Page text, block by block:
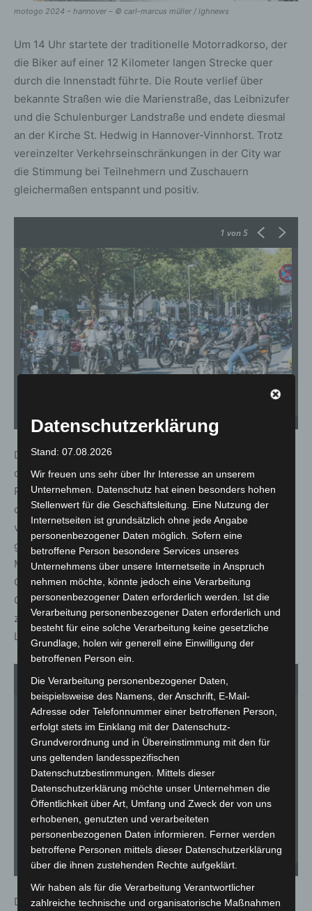
motogo 2024 – hannover – © carl-marcus müller / lghnews
Um 14 Uhr startete der traditionelle Motorradkorso, der
die Biker auf einer 12 Kilometer langen Strecke quer
durch die Innenstadt führte. Die Route verlief über
bekannte Straßen wie die Marienstraße, das Leibnizufer
und die Schulenburger Landstraße und endete diesmal
an der Kirche St. Hedwig in Hannover-Vinnhorst. Trotz
vereinzelter Verkehrseinschränkungen in der City war
die Stimmung bei Teilnehmern und Zuschauern
gleichermaßen entspannt und positiv.
1 von 5
MoToGo 2024 - Hannover - © Carl-Marcus Müller / LGHNews
Der Höhepunkt des Tages war der Gedenkgottesdienst,
der in der Kirche St. Hedwig stattfand. Pfarrer Heinrich
Plochg, der die Veranstaltung bereits zum 19. Mal
organisiert hat, rief in seiner Predigt dazu auf, den
verstorbenen Motorradfahrern zu gedenken und
gleichzeitig das Leben und die Gemeinschaft zu feiern.
Musikalisch begleitet wurde der Gottesdienst vom
Gospelchor „Our Voices“, der während des
Gottesdienstes eine bewegende Atmosphäre schuf aber
zum Abschluss dann auch mit einigen schwungvollen
Liedern für eine positive Stimmung sorgte.
1
MoToGo 2024 - Hannover - © Carl-Marcus Müller / LGHNews
Der MoToGo hat sich in Hannover als jährliches Ereignis
Datenschutzerklärung
Stand: 07.08.2026
Wir freuen uns sehr über Ihr Interesse an unserem
Unternehmen. Datenschutz hat einen besonders hohen
Stellenwert für die Geschäftsleitung. Eine Nutzung der
Internetseiten ist grundsätzlich ohne jede Angabe
personenbezogener Daten möglich. Sofern eine
betroffene Person besondere Services unseres
Unternehmens über unsere Internetseite in Anspruch
nehmen möchte, könnte jedoch eine Verarbeitung
personenbezogener Daten erforderlich werden. Ist die
Verarbeitung personenbezogener Daten erforderlich und
besteht für eine solche Verarbeitung keine gesetzliche
Grundlage, holen wir generell eine Einwilligung der
betroffenen Person ein.
Die Verarbeitung personenbezogener Daten,
beispielsweise des Namens, der Anschrift, E-Mail-
Adresse oder Telefonnummer einer betroffenen Person,
erfolgt stets im Einklang mit der Datenschutz-
Grundverordnung und in Übereinstimmung mit den für
uns geltenden landesspezifischen
Datenschutzbestimmungen. Mittels dieser
Datenschutzerklärung möchte unser Unternehmen die
Öffentlichkeit über Art, Umfang und Zweck der von uns
erhobenen, genutzten und verarbeiteten
personenbezogenen Daten informieren. Ferner werden
betroffene Personen mittels dieser Datenschutzerklärung
über die ihnen zustehenden Rechte aufgeklärt.
Wir haben als für die Verarbeitung Verantwortlicher
zahlreiche technische und organisatorische Maßnahmen